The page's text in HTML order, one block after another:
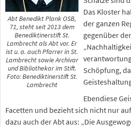
Abt Benedikt Plank OSB,
71, steht seit 2013 dem
Benediktinerstift St.
Lambrecht als Abt vor. Er
ist u. a. auch Pfarrer in St.
Lambrecht sowie Archivar
und Bibliothekar im Stift.
Foto: Benediktinerstift St.
Lambrecht
Das Kloster
der ganzen
gegenüber
Schöpfung,
Ebendiese
Facetten und bezieht sich nicht nur
dazu auch der Abt aus: „Die